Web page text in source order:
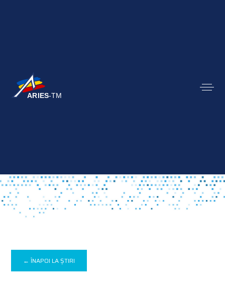
← ÎNAPOI LA ȘTIRI